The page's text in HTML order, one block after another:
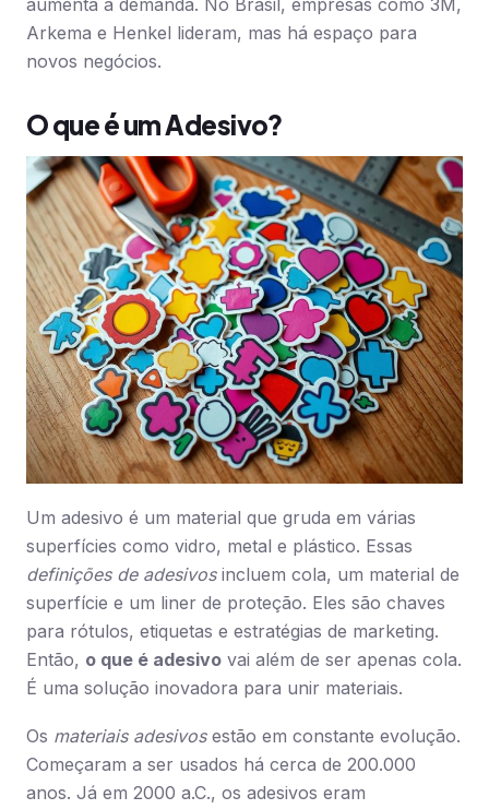
aumenta a demanda. No Brasil, empresas como 3M,
Arkema e Henkel lideram, mas há espaço para
novos negócios.
O que é um Adesivo?
Um adesivo é um material que gruda em várias
superfícies como vidro, metal e plástico. Essas
definições de adesivosincluem cola, um material de
superfície e um liner de proteção. Eles são chaves
para rótulos, etiquetas e estratégias de marketing.
Então, o que é adesivo vai além de ser apenas cola.
É uma solução inovadora para unir materiais.
Os materiais adesivosestão em constante evolução.
Começaram a ser usados há cerca de 200.000
anos. Já em 2000 a.C., os adesivos eram